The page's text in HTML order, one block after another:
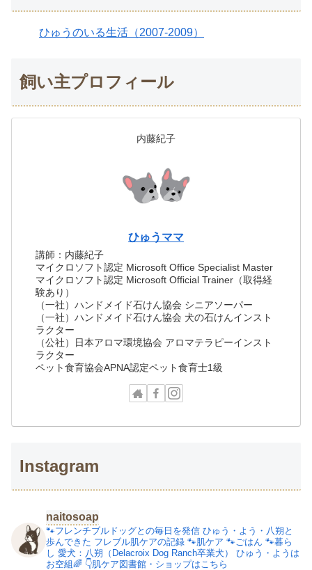
ひゅうのいる生活（2007-2009）
飼い主プロフィール
内藤紀子
ひゅうママ
講師：内藤紀子
マイクロソフト認定 Microsoft Office Specialist Master
マイクロソフト認定 Microsoft Official Trainer（取得経
験あり）
（一社）ハンドメイド石けん協会 シニアソーパー
（一社）ハンドメイド石けん協会 犬の石けんインスト
ラクター
（公社）日本アロマ環境協会 アロマテラピーインスト
ラクター
ペット食育協会APNA認定ペット食育士1級
Instagram
naitosoap
🐾フレンチブルドッグとの毎日を発信 ひゅう・よう・八朔と
歩んできた フレブル肌ケアの記録 🐾肌ケア 🐾ごはん 🐾暮ら
し 愛犬：八朔（Delacroix Dog Ranch卒業犬）
ひゅう・ようは
お空組🌈 👇肌ケア図書館・ショップはこちら